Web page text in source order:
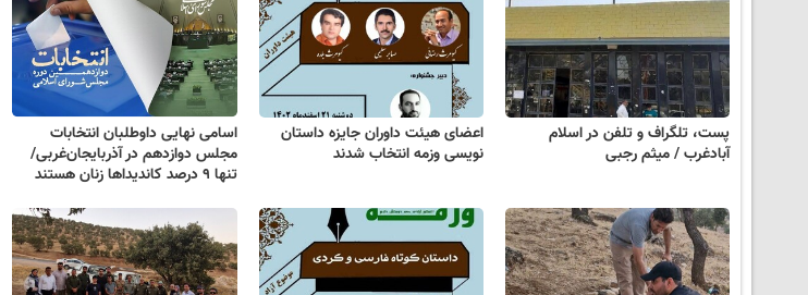
پست، تلگراف و تلفن در اسلام
آبادغرب / میثم رجبی
اعضای هیئت داوران جایزه داستان
نویسی وزمه انتخاب شدند
اسامی نهایی داوطلبان انتخابات
مجلس دوازدهم در آذربایجان‌غربی/
تنها ٩ درصد کاندیداها زنان هستند